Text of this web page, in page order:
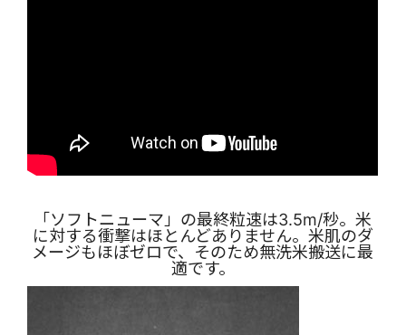
「ソフトニューマ」の最終粒速は3.5m/秒。米
に対する衝撃はほとんどありません。米肌のダ
メージもほぼゼロで、そのため無洗米搬送に最
適です。